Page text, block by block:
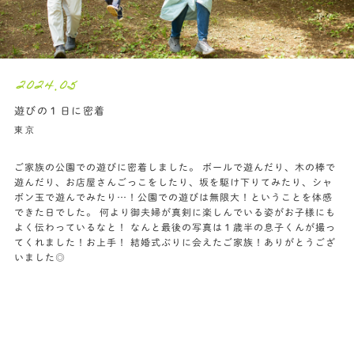
2024.05
遊びの１日に密着
東京
ご家族の公園での遊びに密着しました。 ボールで遊んだり、木の棒で
遊んだり、お店屋さんごっこをしたり、坂を駆け下りてみたり、シャ
ボン玉で遊んでみたり…！公園での遊びは無限大！ということを体感
できた日でした。 何より御夫婦が真剣に楽しんでいる姿がお子様にも
よく伝わっているなと！ なんと最後の写真は１歳半の息子くんが撮っ
てくれました！お上手！ 結婚式ぶりに会えたご家族！ありがとうござ
いました◎